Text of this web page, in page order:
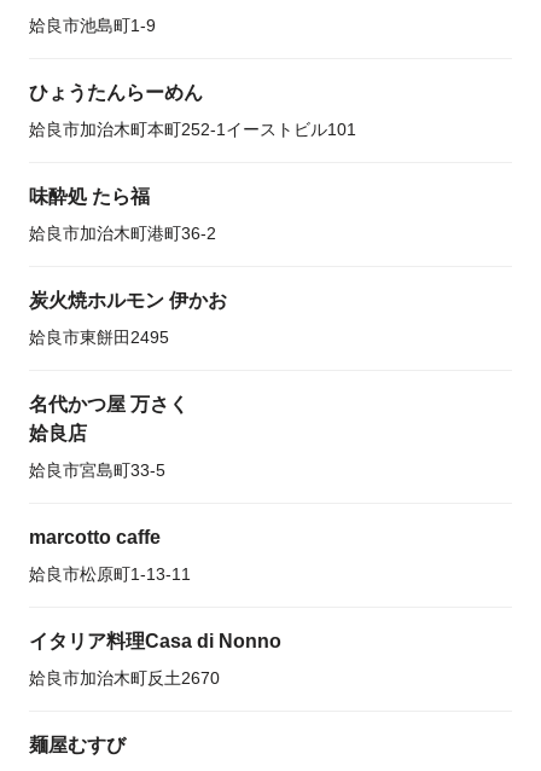
姶良市池島町1-9
ひょうたんらーめん
姶良市加治木町本町252-1イーストビル101
味酔処 たら福
姶良市加治木町港町36-2
炭火焼ホルモン 伊かお
姶良市東餅田2495
名代かつ屋 万さく
姶良店
姶良市宮島町33-5
marcotto caffe
姶良市松原町1-13-11
イタリア料理Casa di Nonno
姶良市加治木町反土2670
麺屋むすび